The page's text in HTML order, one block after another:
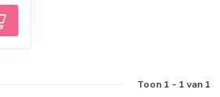
Toon 1 - 1 van 1